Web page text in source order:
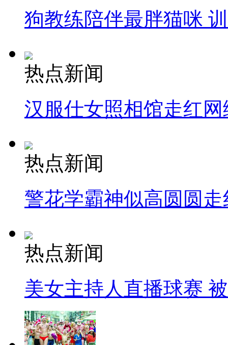
狗教练陪伴最胖猫咪
热点新闻
汉服仕女照相馆走红网
热点新闻
警花学霸神似高圆圆走
热点新闻
美女主持人直播球赛